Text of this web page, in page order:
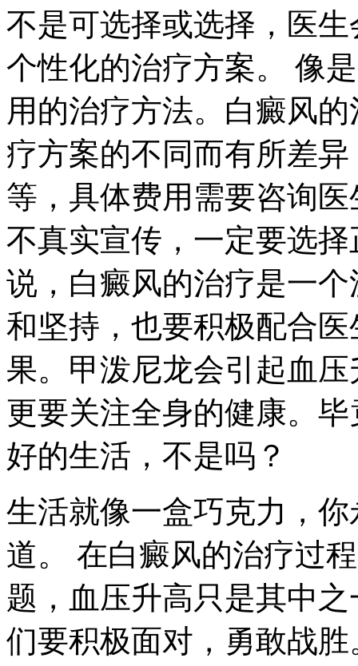
不是可选择或选择，医
个性化的治疗方案。 像
用的治疗方法。白癜风
疗方案的不同而有所差
等，具体费用需要咨询
不真实宣传，一定要选
说，白癜风的治疗是一
和坚持，也要积极配合
果。甲泼尼龙会引起血
更要关注全身的健康。
好的生活，不是吗？
生活就像一盒巧克力，
道。 在白癜风的治疗过
题，血压升高只是其中
们要积极面对，勇敢战